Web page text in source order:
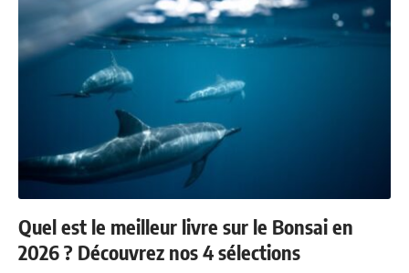
Quel est le meilleur livre sur le Bonsai en
2026 ? Découvrez nos 4 sélections